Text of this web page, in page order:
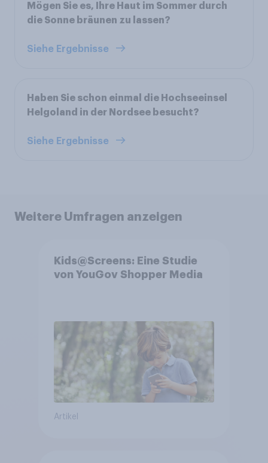
Mögen Sie es, Ihre Haut im Sommer durch
die Sonne bräunen zu lassen?
Siehe Ergebnisse
Haben Sie schon einmal die Hochseeinsel
Helgoland in der Nordsee besucht?
Siehe Ergebnisse
Weitere Umfragen anzeigen
Kids@Screens: Eine Studie
von YouGov Shopper Media
Artikel